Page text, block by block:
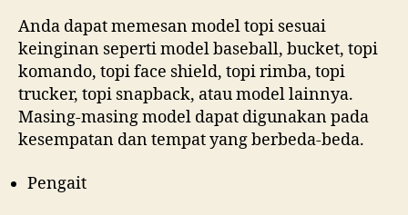
Anda dapat memesan model topi sesuai
keinginan seperti model baseball, bucket, topi
komando, topi face shield, topi rimba, topi
trucker, topi snapback, atau model lainnya.
Masing-masing model dapat digunakan pada
kesempatan dan tempat yang berbeda-beda.
Pengait